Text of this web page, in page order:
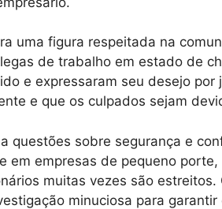
uma figura respeitada na
de trabalho em estado de
e expressaram seu desejo
e que os culpados sejam
questões sobre segurança e
em empresas de pequeno
muitas vezes são
minuciosa para